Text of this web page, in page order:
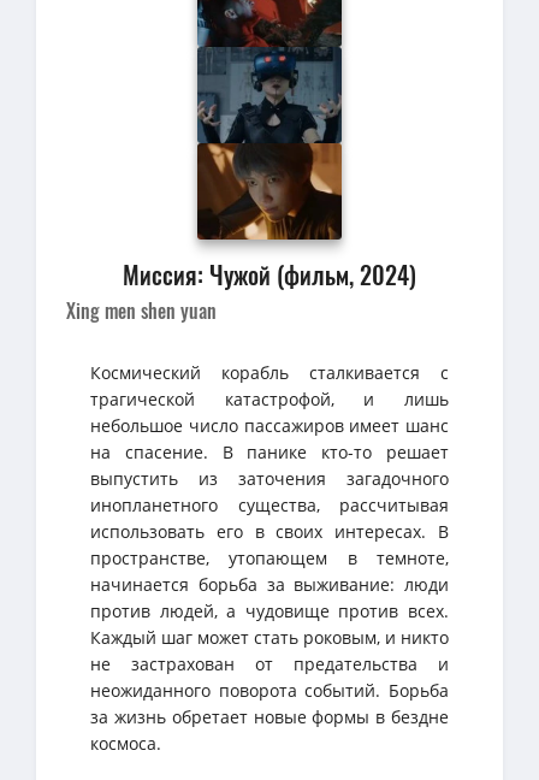
Миссия: Чужой (фильм, 2024)
Xing men shen yuan
Космический корабль сталкивается с
трагической катастрофой, и лишь
небольшое число пассажиров имеет шанс
на спасение. В панике кто-то решает
выпустить из заточения загадочного
инопланетного существа, рассчитывая
использовать его в своих интересах. В
пространстве, утопающем в темноте,
начинается борьба за выживание: люди
против людей, а чудовище против всех.
Каждый шаг может стать роковым, и никто
не застрахован от предательства и
неожиданного поворота событий. Борьба
за жизнь обретает новые формы в бездне
космоса.